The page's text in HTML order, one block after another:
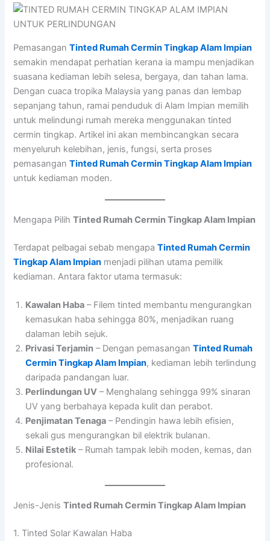
PemasanganTinted Rumah Cermin Tingkap Alam Impian
semakin mendapat perhatian kerana ia mampu menjadikan
suasana kediaman lebih selesa, bergaya, dan tahan lama.
Dengan cuaca tropika Malaysia yang panas dan lembap
sepanjang tahun, ramai penduduk di Alam Impian memilih
untuk melindungi rumah mereka menggunakan tinted
cermin tingkap. Artikel ini akan membincangkan secara
menyeluruh kelebihan, jenis, fungsi, serta proses
pemasanganTinted Rumah Cermin Tingkap Alam Impian
untuk kediaman moden.
Mengapa PilihTinted Rumah Cermin Tingkap Alam Impian
Terdapat pelbagai sebab mengapaTinted Rumah Cermin
Tingkap Alam Impian menjadi pilihan utama pemilik
kediaman. Antara faktor utama termasuk:
Kawalan Haba – Filem tinted membantu mengurangkan
kemasukan haba sehingga 80%, menjadikan ruang
dalaman lebih sejuk.
Privasi Terjamin – Dengan pemasanganTinted Rumah
Cermin Tingkap Alam Impian, kediaman lebih terlindung
daripada pandangan luar.
Perlindungan UV – Menghalang sehingga 99% sinaran
UV yang berbahaya kepada kulit dan perabot.
Penjimatan Tenaga – Pendingin hawa lebih efisien,
sekali gus mengurangkan bil elektrik bulanan.
Nilai Estetik – Rumah tampak lebih moden, kemas, dan
profesional.
Jenis-JenisTinted Rumah Cermin Tingkap Alam Impian
1. Tinted Solar Kawalan Haba